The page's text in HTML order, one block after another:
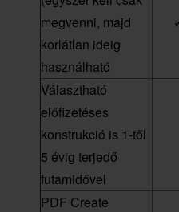
megvenni, majd
korlátlan ideig
használható
Választható
előfizetéses
konstrukció is 1-től
5 évig terjedő
futamidővel
PDF Create